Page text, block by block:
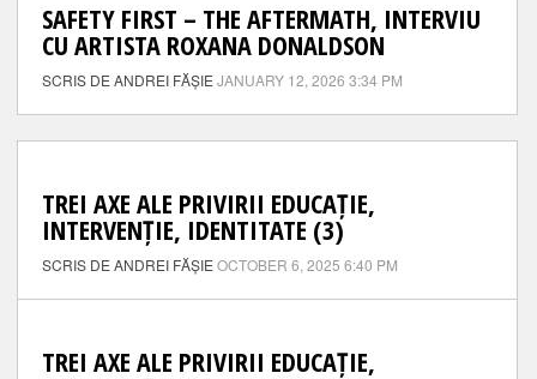
SAFETY FIRST – THE AFTERMATH, INTERVIU
CU ARTISTA ROXANA DONALDSON
SCRIS DE ANDREI FĂȘIE JANUARY 12, 2026 3:34 PM
TREI AXE ALE PRIVIRII EDUCAȚIE,
INTERVENȚIE, IDENTITATE (3)
SCRIS DE ANDREI FĂȘIE OCTOBER 6, 2025 6:40 PM
TREI AXE ALE PRIVIRII EDUCAȚIE,